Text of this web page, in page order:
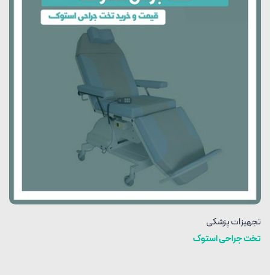
تجهیزات پزشکی
تخت جراحی استوک